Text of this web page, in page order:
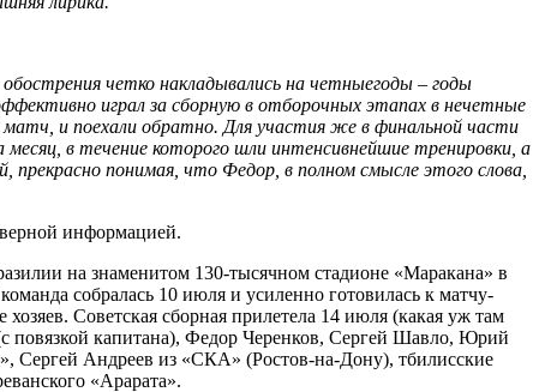
четко накладывались на четныегоды – годы
играл за сборную в отборочных этапах в нечетные
матч, и поехали обратно. Для участия же в финальной части
в течение которого шли интенсивнейшие тренировки, а
понимая, что Федор, в полном смысле этого слова,
информацией.
на знаменитом 130-тысячном стадионе «Маракана» в
собралась 10 июля и усиленно готовилась к матчу-
Советская сборная прилетела 14 июля (какая уж там
повязкой капитана), Федор Черенков, Сергей Шавло, Юрий
Сергей Андреев из «СКА» (Ростов-на-Дону), тбилисские
«Арарата».